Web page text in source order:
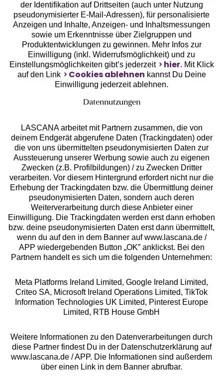
Unsere Apps
Services
Beratung
Über uns
Rechtliches
Alle Preise inkl. MwSt., zzgl.
Versandkosten
** Bonität vorausgesetzt, berechtigt zur Bonitätsprüfung
der Identifikation auf Drittseiten (auch unter Nutzung
pseudonymisierter E-Mail-Adressen), für personalisierte
Anzeigen und Inhalte, Anzeigen- und Inhaltsmessungen
sowie um Erkenntnisse über Zielgruppen und
Produktentwicklungen zu gewinnen. Mehr Infos zur
Einwilligung (inkl. Widerrufsmöglichkeit) und zu
Einstellungsmöglichkeiten gibt’s jederzeit
hier. Mit Klick
auf den Link
Cookies ablehnen kannst Du Deine
Einwilligung jederzeit ablehnen.
Datennutzungen
LASCANA arbeitet mit Partnern zusammen, die von
deinem Endgerät abgerufene Daten (Trackingdaten) oder
die von uns übermittelten pseudonymisierten Daten zur
Aussteuerung unserer Werbung sowie auch zu eigenen
Zwecken (z.B. Profilbildungen) / zu Zwecken Dritter
verarbeiten. Vor diesem Hintergrund erfordert nicht nur die
Erhebung der Trackingdaten bzw. die Übermittlung deiner
pseudonymisierten Daten, sondern auch deren
Weiterverarbeitung durch diese Anbieter einer
Einwilligung. Die Trackingdaten werden erst dann erhoben
bzw. deine pseudonymisierten Daten erst dann übermittelt,
wenn du auf den in dem Banner auf www.lascana.de /
APP wiedergebenden Button „OK” anklickst. Bei den
Partnern handelt es sich um die folgenden Unternehmen:
Meta Platforms Ireland Limited, Google Ireland Limited,
Criteo SA, Microsoft Ireland Operations Limited, TikTok
Information Technologies UK Limited, Pinterest Europe
Limited, RTB House GmbH
Weitere Informationen zu den Datenverarbeitungen durch
diese Partner findest Du in der Datenschutzerklärung auf
www.lascana.de / APP. Die Informationen sind außerdem
über einen Link in dem Banner abrufbar.